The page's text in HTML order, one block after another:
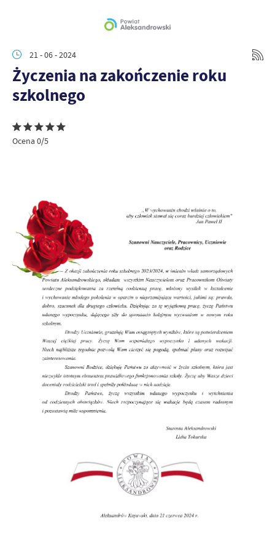
21 - 06 - 2024
Życzenia na zakończenie roku
szkolnego
Ocena 0/5